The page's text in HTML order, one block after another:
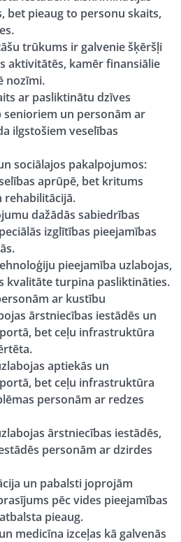
bet pieaug to personu skaits,
trūkums ir galvenie šķēršļi
aktivitātēs, kamēr finansiālie
nozīmi.
ar pasliktinātu dzīves
un personām ar
ilgstošiem veselības
sociālajos pakalpojumos:
aprūpē, bet kritums
rehabilitācijā.
dažādās sabiedrības
izglītības pieejamības
pieejamība uzlabojas,
kvalitāte turpina pasliktināties.
ar kustību
ārstniecības iestādēs un
bet ceļu infrastruktūra
aptiekās un
bet ceļu infrastruktūra
personām ar redzes
ārstniecības iestādēs,
personām ar dzirdes
un pabalsti joprojām
pēc vides pieejamības
pieaug.
medicīna izceļas kā galvenās